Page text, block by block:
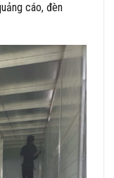
cáo, đèn